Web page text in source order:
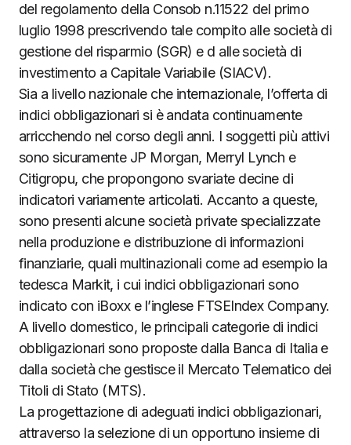
del regolamento della Consob n.11522 del primo
luglio 1998 prescrivendo tale compito alle società di
gestione del risparmio (SGR) e d alle società di
investimento a Capitale Variabile (SIACV).
Sia a livello nazionale che internazionale, l’offerta di
indici obbligazionari si è andata continuamente
arricchendo nel corso degli anni. I soggetti più attivi
sono sicuramente JP Morgan, Merryl Lynch e
Citigropu, che propongono svariate decine di
indicatori variamente articolati. Accanto a queste,
sono presenti alcune società private specializzate
nella produzione e distribuzione di informazioni
finanziarie, quali multinazionali come ad esempio la
tedesca Markit, i cui indici obbligazionari sono
indicato con iBoxx e l’inglese FTSEIndex Company.
A livello domestico, le principali categorie di indici
obbligazionari sono proposte dalla Banca di Italia e
dalla società che gestisce il Mercato Telematico dei
Titoli di Stato (MTS).
La progettazione di adeguati indici obbligazionari,
attraverso la selezione di un opportuno insieme di